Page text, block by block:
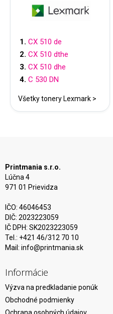
CX 510 de
CX 510 dthe
CX 510 dhe
C 530 DN
Všetky tonery Lexmark >
Printmania s.r.o.
Lúčna 4
971 01 Prievidza
IČO: 46046453
DIČ: 2023223059
IČ DPH: SK2023223059
Tel.: +421 46/312 70 10
Mail: info@printmania.sk
Informácie
Výzva na predkladanie ponúk
Obchodné podmienky